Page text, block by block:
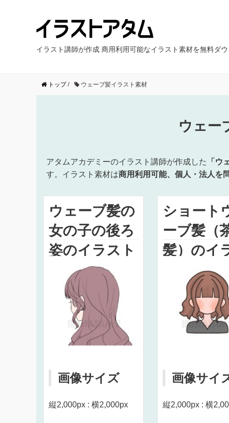
イラスト講師が作成 商用利用可能なイラスト素材を無料ダウ
トップ/ ウェーブ髪イラスト素材
ウェー
アタムアカデミーのイラスト講師が作成した 「ウ
す。イラスト素材は商用利用可能、個人・法人を
ウェーブ髪の
女の子の後ろ
姿のイラスト
画像サイズ
縦2,000px : 横2,000px
ショート
ーブ髪（
髪）のイ
画像サイ
縦2,000px : 横